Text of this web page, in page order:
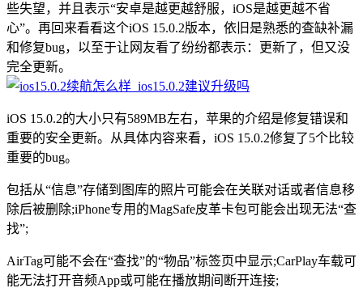
些失望，并且表示“安卓是越更越舒服，iOS是越更越不省
心”。再回来看看这个iOS 15.0.2版本，依旧是熟悉的查缺补漏
和修复bug，以至于让网友看了纷纷都表示：更新了，但又没
完全更新。
iOS 15.0.2的大小只有589MB左右，苹果的介绍是修复错误和
重要的安全更新。从具体内容来看，iOS 15.0.2修复了5个比较
重要的bug。
包括从“信息”存储到图库的照片可能会在关联对话或者信息移
除后被删除;iPhone专用的MagSafe皮革卡包可能会出现无法“查
找”;
AirTag可能不会在“查找”的“物品”标签页中显示;CarPlay车载可
能无法打开音频App或可能在播放期间断开连接;